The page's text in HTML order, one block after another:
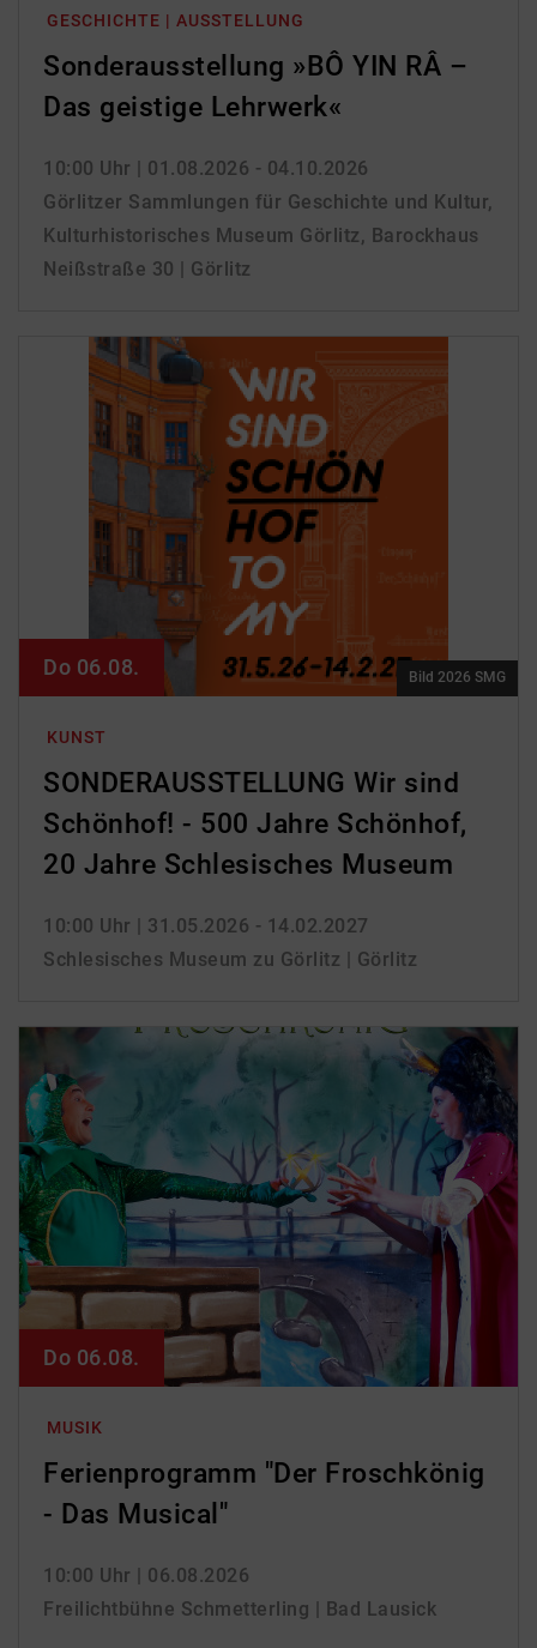
GESCHICHTE | AUSSTELLUNG
Sonderausstellung »BÔ YIN RÂ –
Das geistige Lehrwerk«
10:00 Uhr | 01.08.2026 - 04.10.2026
Görlitzer Sammlungen für Geschichte und Kultur,
Kulturhistorisches Museum Görlitz, Barockhaus
Neißstraße 30 | Görlitz
KUNST
SONDERAUSSTELLUNG Wir sind
Schönhof! - 500 Jahre Schönhof,
20 Jahre Schlesisches Museum
10:00 Uhr | 31.05.2026 - 14.02.2027
Schlesisches Museum zu Görlitz | Görlitz
Do 06.08. Bild 2026 SMG
MUSIK
Ferienprogramm "Der Froschkönig
- Das Musical"
10:00 Uhr | 06.08.2026
Freilichtbühne Schmetterling | Bad Lausick
Do 06.08.